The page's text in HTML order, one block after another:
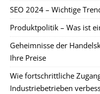
SEO 2024 – Wichtige
Produktpolitik – Was ist
Geheimnisse der
Ihre Preise
Wie fortschrittliche
Industriebetrieben